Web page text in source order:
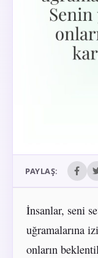
PAYLAŞ:
İnsanlar, seni
uğramalarına
onların